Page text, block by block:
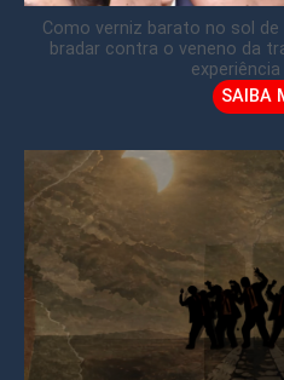
Como verniz barato no sol
bradar contra o veneno da
SAIBA